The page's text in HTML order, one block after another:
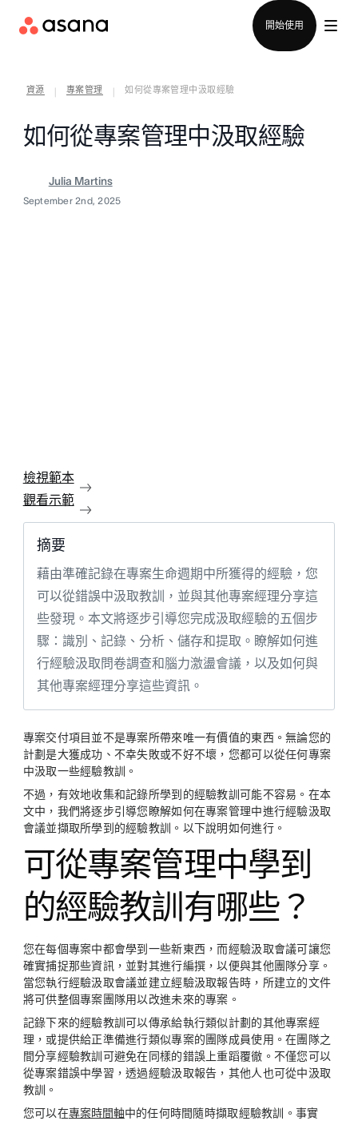
開始使用
資源 專案管理 如何從專案管理中汲取經驗
如何從專案管理中汲取經驗
Julia Martins
September 2nd, 2025
檢視範本
觀看示範
摘要
藉由準確記錄在專案生命週期中所獲得的經驗，您
可以從錯誤中汲取教訓，並與其他專案經理分享這
些發現。本文將逐步引導您完成汲取經驗的五個步
驟：識別、記錄、分析、儲存和提取。瞭解如何進
行經驗汲取問卷調查和腦力激盪會議，以及如何與
其他專案經理分享這些資訊。
專案交付項目並不是專案所帶來唯一有價值的東西。無論您的
計劃是大獲成功、不幸失敗或不好不壞，您都可以從任何專案
中汲取一些經驗教訓。
不過，有效地收集和記錄所學到的經驗教訓可能不容易。在本
文中，我們將逐步引導您瞭解如何在專案管理中進行經驗汲取
會議並擷取所學到的經驗教訓。以下說明如何進行。
可從專案管理中學到
的經驗教訓有哪些？
您在每個專案中都會學到一些新東西，而經驗汲取會議可讓您
確實捕捉那些資訊，並對其進行編撰，以便與其他團隊分享。
當您執行經驗汲取會議並建立經驗汲取報告時，所建立的文件
將可供整個專案團隊用以改進未來的專案。
記錄下來的經驗教訓可以傳承給執行類似計劃的其他專案經
理，或提供給正準備進行類似專案的團隊成員使用。在團隊之
間分享經驗教訓可避免在同樣的錯誤上重蹈覆徹。不僅您可以
從專案錯誤中學習，透過經驗汲取報告，其他人也可從中汲取
教訓。
您可以在專案時間軸中的任何時間隨時擷取經驗教訓。事實